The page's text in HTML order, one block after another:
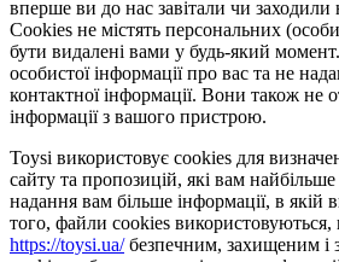
вперше ви до нас завітали чи
Cookies не містять персональних
бути видалені вами у будь-який
особистої інформації про вас та не
контактної інформації. Вони також не
інформації з вашого пристрою.
Toysi використовує cookies для
сайту та пропозицій, які вам
надання вам більше інформації, в якій
того, файли cookies
https://toysi.ua/безпечним, захищеним і